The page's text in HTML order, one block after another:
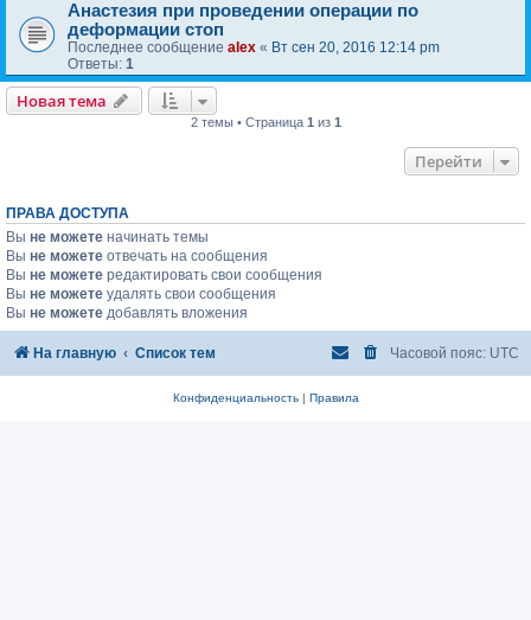
Анастезия при проведении операции по
деформации стоп
Последнее сообщение alex « Вт сен 20, 2016 12:14 pm
Ответы: 1
Новая тема
2 темы • Страница 1из 1
Перейти
ПРАВА ДОСТУПА
Вы не можете начинать темы
Вы не можете отвечать на сообщения
Вы не можете редактировать свои сообщения
Вы не можете удалять свои сообщения
Вы не можете добавлять вложения
На главную Список тем Часовой пояс: UTC
Конфиденциальность| Правила